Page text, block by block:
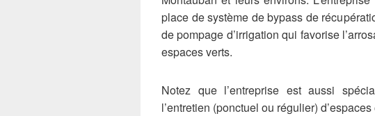
place de système de bypass de
de pompage d’irrigation qui favorise
espaces verts.
Notez que l’entreprise est aussi
l’entretien (ponctuel ou régulier)